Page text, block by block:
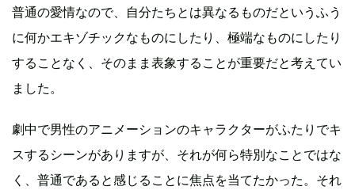
普通の愛情なので、自分たちとは異なるものだというふう
に何かエキゾチックなものにしたり、極端なものにしたり
することなく、そのまま表象することが重要だと考えてい
ました。
劇中で男性のアニメーションのキャラクターがふたりでキ
スするシーンがありますが、それが何ら特別なことではな
く、普通であると感じることに焦点を当てたかった。それ